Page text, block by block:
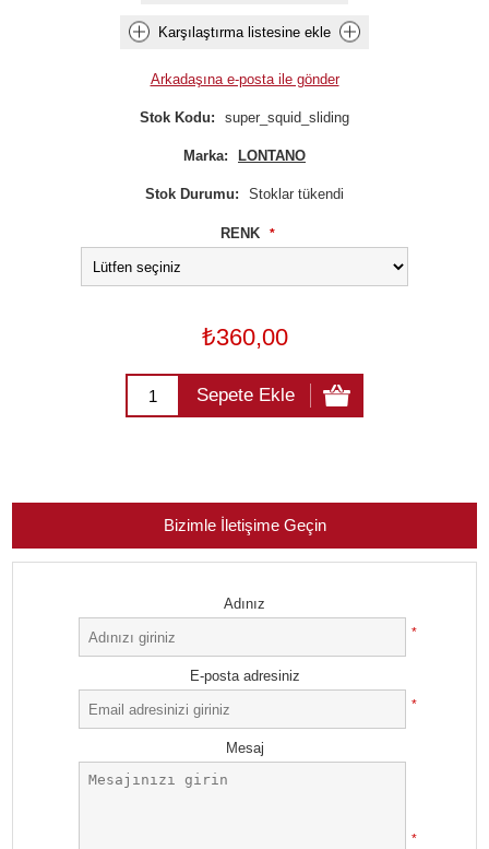
Karşılaştırma listesine ekle
Arkadaşına e-posta ile gönder
Stok Kodu: super_squid_sliding
Marka: LONTANO
Stok Durumu: Stoklar tükendi
RENK *
₺360,00
Sepete Ekle
Bizimle İletişime Geçin
Adınız
*
E-posta adresiniz
*
Mesaj
*